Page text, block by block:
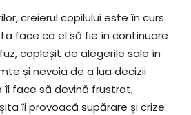
creierul copilului este în curs
face ca el să fie în continuare
copleșit de alegerile sale în
și nevoia de a lua decizii
îl face să devină frustrat,
îi provoacă supărare și crize